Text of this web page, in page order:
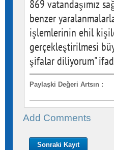
869 vatandaşımız
benzer
işlemlerinin ehil
gerçekleştirilmesi
şifalar diliyorum"
Paylaşki Değeri Artsın :
Add Comments
Sonraki Kayıt